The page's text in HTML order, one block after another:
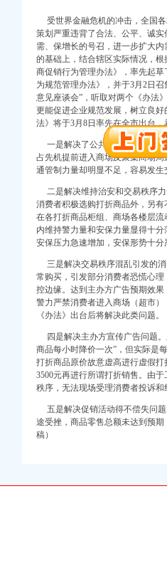
（增资）
）
)
（增资）
）
）
口权）
）
展
息》第36期上作出重要批示
术有限公司企业集团搭建投融资平台
信息及外宣水平
公司共商商标品牌培育良策
展观
博网络公司涪陵局隆重举行
98.2%
品监管
受世界金融危机的冲击，全国各
策划严重违背了合法、公平、诚
需、保增长的号召，进一步扩大
的基础上，结合辖区实际情况，
商促销行为管理办法》，率先起
为规范管理办法》，并于3月2日
意见座谈会”，听取对两个《办法
更能促进企业规范发展，树立良
法》将于3月8日率先在全市出台
一是解决了公共交通和公共安全
占先机提前进入商场及聚集商场
通管制力量却明显不足，容易发生
二是解决维持治安和交易秩序力
消费者积极选购打折商品外，另
在各打折商品柜组、商场各楼层
内维持警力量和安保力量显得十
安保压力急速增加，安保形势十分
三是解决交易秩序混乱引发的消
常购买，引发部分消费者恐慌心
控边缘。达到主办方广告预期效
警力严禁消费者进入商场（超市
《办法》出台后将解决此类问题。
四是解决主办方宣传广告问题。
商品每小时降价一次”，但实际是
打折商品原价故意虚高进行虚假
3500元再进行所谓打折销售。由
秩序，无法现场受理消费者投诉
五是解决促销活动得不偿失问题
途受挫，商品零售总额未达到预
稿）